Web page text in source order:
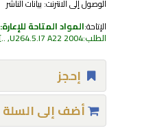
الوصول إلى الانترنت: بيانات الناشر
الإتاحة:المواد المتاحة للإعارة:
الطلب:U264.5.I7 A22 2004, ..
إحجز
أضف إلى السلة